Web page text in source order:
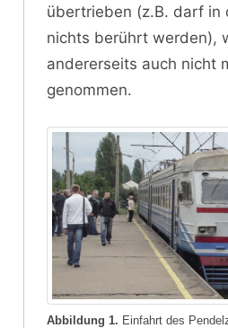
übertrieben (z.B. darf in
nichts berührt werden),
andererseits auch nicht
genommen.
Abbildung 1. Einfahrt des